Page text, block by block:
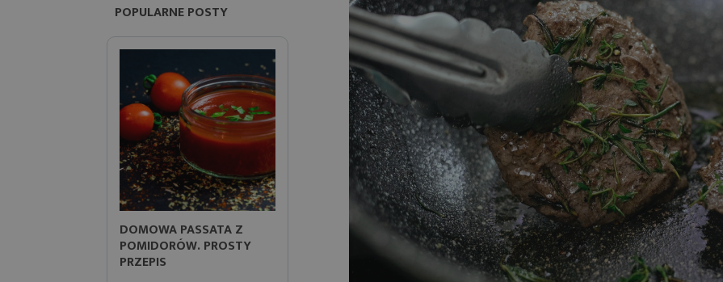
POPULARNE POSTY
DOMOWA PASSATA Z
POMIDORÓW. PROSTY
PRZEPIS
PRZEPIS NA SZPARAGI
ZIELONE Z PATELNI. 3
SMAŻONE ZIEMNIAKI - JAK
JE PRZYGOTOWAĆ? 2
PRZEPISY